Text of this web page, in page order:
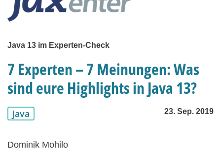
Java 13 im Experten-Check
7 Experten – 7 Meinungen: Was
sind eure Highlights in Java 13?
Java 23. Sep. 2019
Dominik Mohilo